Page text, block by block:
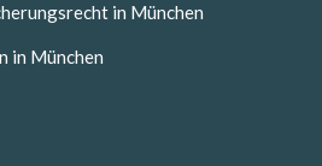
in München
in München